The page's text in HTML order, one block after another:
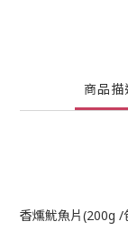
商品描
香燻魷魚片(200g /